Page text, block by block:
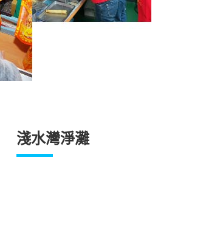
淺水灣淨灘